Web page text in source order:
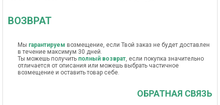
ВОЗВРАТ
Мы гарантируем возмещение, если Твой заказ не будет доставлен
в течение максимум 30 дней.
Ты можешь получить полный возврат, если покупка значительно
отличается от описания или можешь выбрать частичное
возмещение и оставить товар себе.
ОБРАТНАЯ СВЯЗЬ